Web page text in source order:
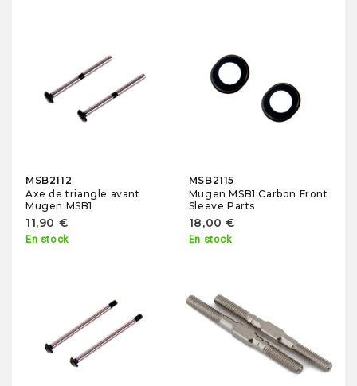
MSB2112
Axe de triangle avant
Mugen MSB1
11,90 €
En stock
MSB2115
Mugen MSB1 Carbon Front
Sleeve Parts
18,00 €
En stock